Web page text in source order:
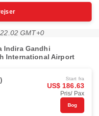
GMT+0
Indira Gandhi
International Airport
Start fra
US$ 186.63
Pris/ Pax
Bog